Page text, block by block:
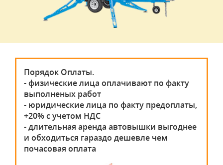
Порядок Оплаты.
- физические лица оплачивают по факту
выполненых работ
- юридические лица по факту предоплаты,
+20% с учетом НДС
- длительная аренда автовышки выгоднее
и обходиться гараздо дешевле чем
почасовая оплата